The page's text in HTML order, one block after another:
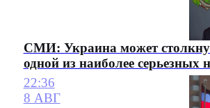
СМИ: Украина может
одной из наиболее серьезных
22:36
8 АВГ